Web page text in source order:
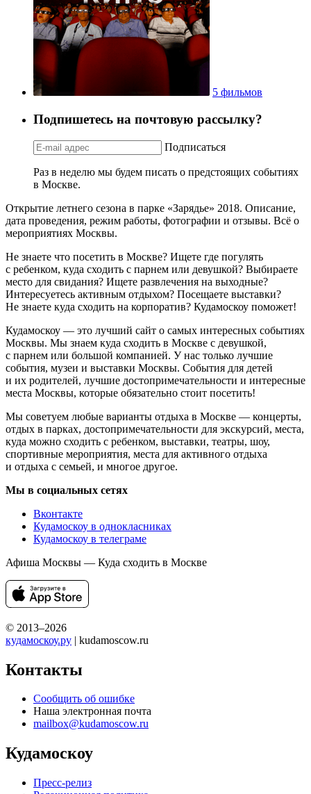
5 фильмов
Подпишетесь на почтовую рассылку?
Подписаться
Раз в неделю мы будем писать о предстоящих событиях
в Москве.
Открытие летнего сезона в парке «Зарядье» 2018. Описание,
дата проведения, режим работы, фотографии и отзывы. Всё о
мероприятиях Москвы.
Не знаете что посетить в Москве? Ищете где погулять
с ребенком, куда сходить с парнем или девушкой? Выбираете
место для свидания? Ищете развлечения на выходные?
Интересуетесь активным отдыхом? Посещаете выставки?
Не знаете куда сходить на корпоратив? Кудамоскоу поможет!
Кудамоскоу — это лучший сайт о самых интересных событиях
Москвы. Мы знаем куда сходить в Москве с девушкой,
с парнем или большой компанией. У нас только лучшие
события, музеи и выставки Москвы. События для детей
и их родителей, лучшие достопримечательности и интересные
места Москвы, которые обязательно стоит посетить!
Мы советуем любые варианты отдыха в Москве — концерты,
отдых в парках, достопримечательности для экскурсий, места,
куда можно сходить с ребенком, выставки, театры, шоу,
спортивные мероприятия, места для активного отдыха
и отдыха с семьей, и многое другое.
Мы в социальных сетях
Вконтакте
Кудамоскоу в однокласниках
Кудамоскоу в телеграме
Афиша Москвы — Куда сходить в Москве
© 2013–2026
кудамоскоу.ру | kudamoscow.ru
Контакты
Сообщить об ошибке
Наша электронная почта
mailbox@kudamoscow.ru
Кудамоскоу
Пресс-релиз